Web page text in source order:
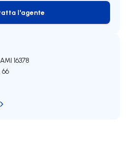
Contatta l'agente
l'agente
AMI 16378
66